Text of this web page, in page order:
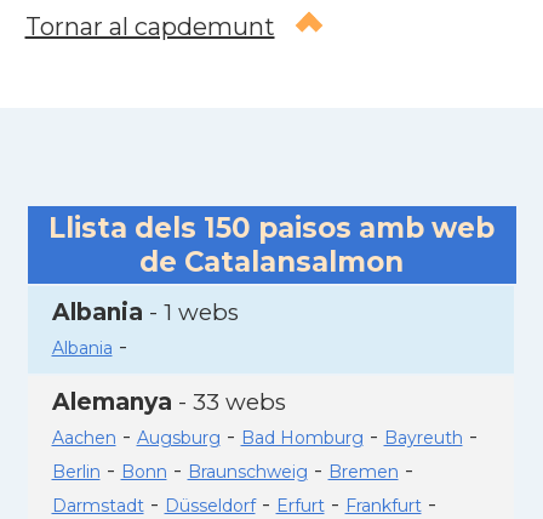
Tornar al capdemunt
Llista dels 150 paisos amb web
de Catalansalmon
Albania - 1 webs
Albania -
Alemanya - 33 webs
Aachen - Augsburg - Bad Homburg - Bayreuth -
Berlin - Bonn - Braunschweig - Bremen -
Darmstadt- Düsseldorf- Erfurt- Frankfurt-